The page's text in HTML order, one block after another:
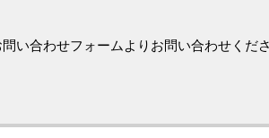
い合わせフォームよりお問い合わせくだ